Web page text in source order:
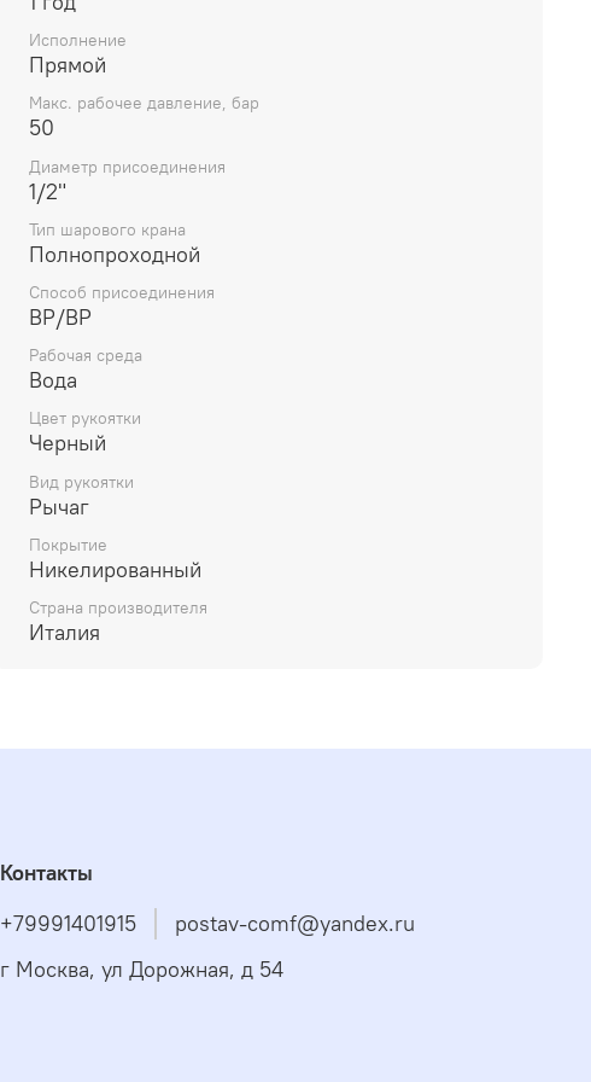
Исполнение
Прямой
Макс. рабочее давление, бар
50
Диаметр присоединения
1/2"
Тип шарового крана
Полнопроходной
Способ присоединения
ВР/ВР
Рабочая среда
Вода
Цвет рукоятки
Черный
Вид рукоятки
Рычаг
Покрытие
Никелированный
Страна производителя
Италия
Контакты
+79991401915
postav-comf@yandex.ru
г Москва, ул Дорожная, д 54